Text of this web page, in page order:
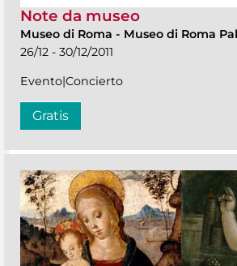
Note da museo
Museo di Roma - Museo di Roma
26/12 - 30/12/2011
Evento|Concierto
Gratis